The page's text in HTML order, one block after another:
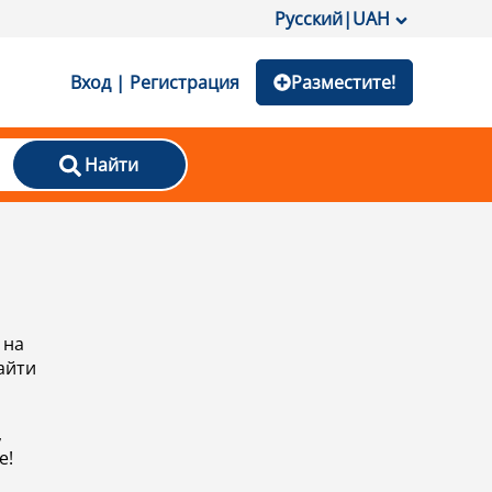
Русский|UAH
Вход | Регистрация Разместите!
Найти